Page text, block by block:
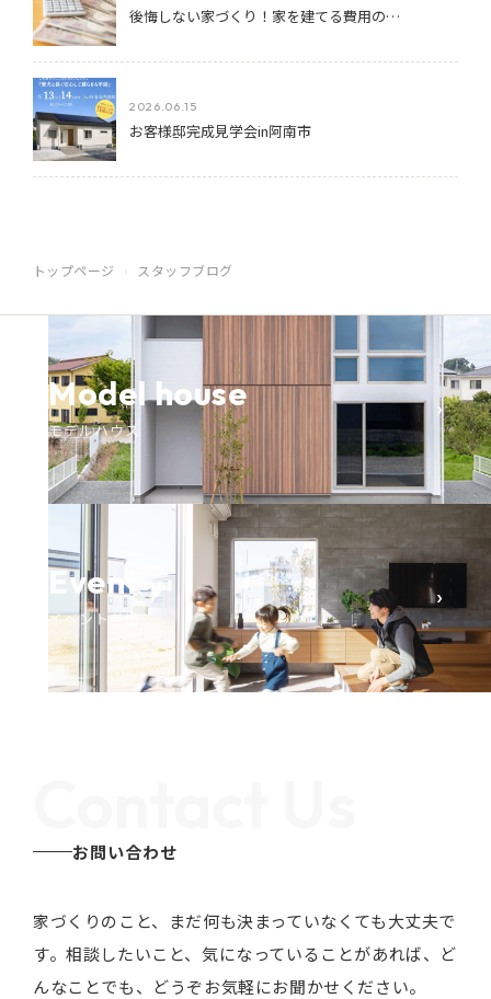
後悔しない家づくり！家を建てる費用の…
2026.06.15
お客様邸完成見学会in阿南市
トップページ スタッフブログ
Model house
モデルハウス
›
Event
イベント参加
›
お問い合わせ
家づくりのこと、まだ何も決まっていなくても大丈夫で
す。相談したいこと、気になっていることがあれば、ど
んなことでも、どうぞお気軽にお聞かせください。